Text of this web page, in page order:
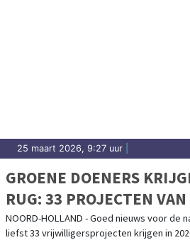
25 maart 2026, 9:27 uur
GROENE DOENERS
RUG: 33 PROJECTEN
NOORD-HOLLAND
NOORD-HOLLAND - Goed nieuws voor de
liefst 33 vrijwilligersprojecten krijgen in